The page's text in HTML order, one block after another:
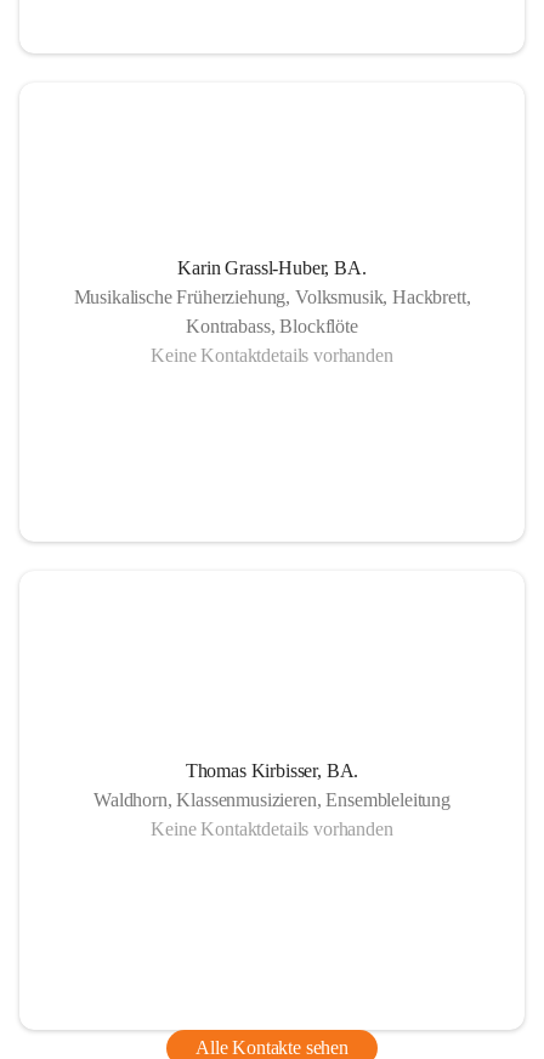
Karin Grassl-Huber, BA.
Musikalische Früherziehung, Volksmusik, Hackbrett,
Kontrabass, Blockflöte
Keine Kontaktdetails vorhanden
Thomas Kirbisser, BA.
Waldhorn, Klassenmusizieren, Ensembleleitung
Keine Kontaktdetails vorhanden
Alle Kontakte sehen